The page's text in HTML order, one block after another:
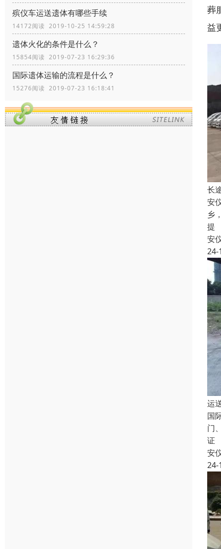
殡仪车运送遗体有哪些手续
14172阅读 2019-10-25 14:59:28
遗体火化的条件是什么？
15854阅读 2019-07-23 16:29:36
国际遗体运输的流程是什么？
15276阅读 2019-07-23 16:18:41
葬
益
长
安
乡
提
安
24-
运
国
门
证
安
24-